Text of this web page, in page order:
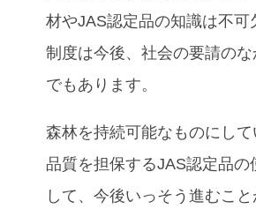
材やJAS認定品の知識は不
制度は今後、社会の要請の
でもあります。
森林を持続可能なものにし
品質を担保するJAS認定品
して、今後いっそう進むこと